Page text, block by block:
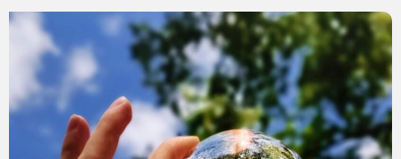
Lees
natuur
stakeholder